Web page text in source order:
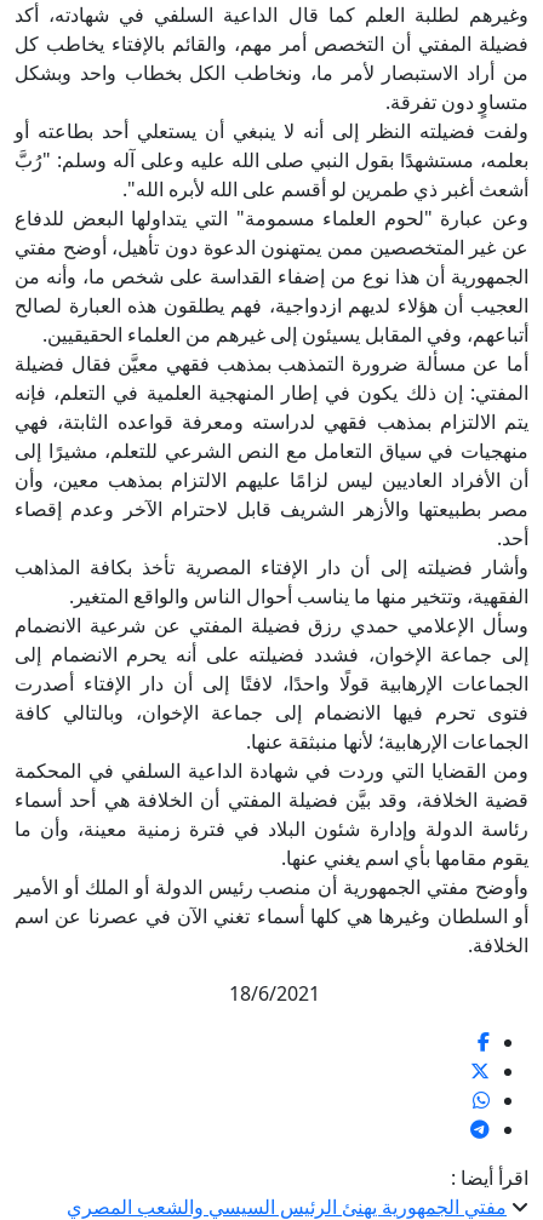
وغيرهم لطلبة العلم كما قال الداعية السلفي في شهادته، أكد
فضيلة المفتي أن التخصص أمر مهم، والقائم بالإفتاء يخاطب كل
من أراد الاستبصار لأمر ما، ونخاطب الكل بخطاب واحد وبشكل
متساوٍ دون تفرقة.
ولفت فضيلته النظر إلى أنه لا ينبغي أن يستعلي أحد بطاعته أو
بعلمه، مستشهدًا بقول النبي صلى الله عليه وعلى آله وسلم: "رُبَّ
أشعث أغبر ذي طمرين لو أقسم على الله لأبره الله".
وعن عبارة "لحوم العلماء مسمومة" التي يتداولها البعض للدفاع
عن غير المتخصصين ممن يمتهنون الدعوة دون تأهيل، أوضح مفتي
الجمهورية أن هذا نوع من إضفاء القداسة على شخص ما، وأنه من
العجيب أن هؤلاء لديهم ازدواجية، فهم يطلقون هذه العبارة لصالح
أتباعهم، وفي المقابل يسيئون إلى غيرهم من العلماء الحقيقيين.
أما عن مسألة ضرورة التمذهب بمذهب فقهي معيَّن فقال فضيلة
المفتي: إن ذلك يكون في إطار المنهجية العلمية في التعلم، فإنه
يتم الالتزام بمذهب فقهي لدراسته ومعرفة قواعده الثابتة، فهي
منهجيات في سياق التعامل مع النص الشرعي للتعلم، مشيرًا إلى
أن الأفراد العاديين ليس لزامًا عليهم الالتزام بمذهب معين، وأن
مصر بطبيعتها والأزهر الشريف قابل لاحترام الآخر وعدم إقصاء
أحد.
وأشار فضيلته إلى أن دار الإفتاء المصرية تأخذ بكافة المذاهب
الفقهية، وتتخير منها ما يناسب أحوال الناس والواقع المتغير.
وسأل الإعلامي حمدي رزق فضيلة المفتي عن شرعية الانضمام
إلى جماعة الإخوان، فشدد فضيلته على أنه يحرم الانضمام إلى
الجماعات الإرهابية قولًا واحدًا، لافتًا إلى أن دار الإفتاء أصدرت
فتوى تحرم فيها الانضمام إلى جماعة الإخوان، وبالتالي كافة
الجماعات الإرهابية؛ لأنها منبثقة عنها.
ومن القضايا التي وردت في شهادة الداعية السلفي في المحكمة
قضية الخلافة، وقد بيَّن فضيلة المفتي أن الخلافة هي أحد أسماء
رئاسة الدولة وإدارة شئون البلاد في فترة زمنية معينة، وأن ما
يقوم مقامها بأي اسم يغني عنها.
وأوضح مفتي الجمهورية أن منصب رئيس الدولة أو الملك أو الأمير
أو السلطان وغيرها هي كلها أسماء تغني الآن في عصرنا عن اسم
الخلافة.
18/6/2021
اقرأ أيضا :
مفتي الجمهورية يهنئ الرئيس السيسي والشعب المصري